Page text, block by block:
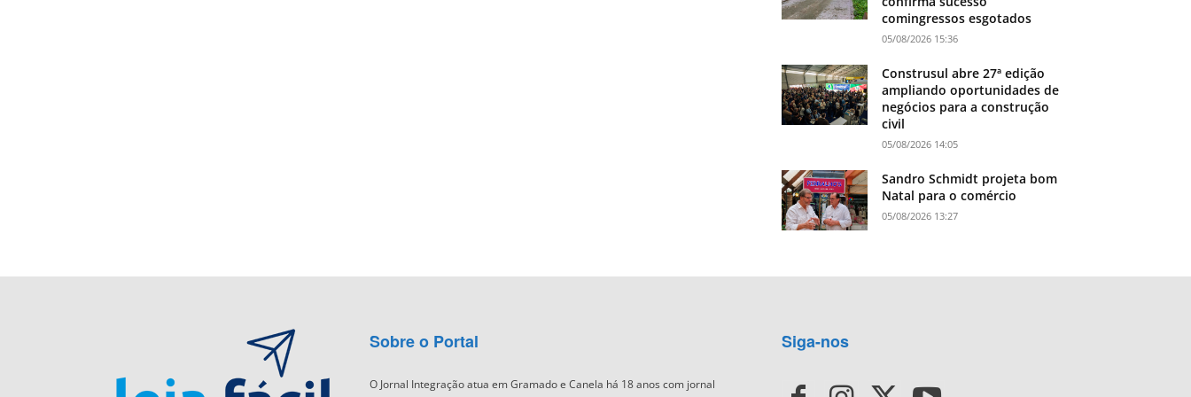
comingressos esgotados
05/08/2026 15:36
Construsul abre 27ª edição
ampliando oportunidades de
negócios para a construção
civil
05/08/2026 14:05
Sandro Schmidt projeta bom
Natal para o comércio
05/08/2026 13:27
Sobre o Portal
O Jornal Integração atua em Gramado e Canela há 18 anos com jornal
Siga-nos